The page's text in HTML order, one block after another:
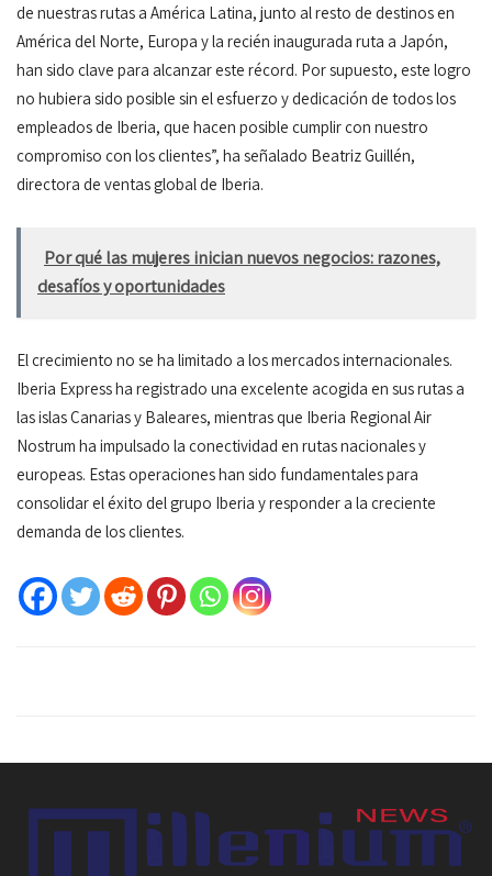
de nuestras rutas a América Latina, junto al resto de destinos en
América del Norte, Europa y la recién inaugurada ruta a Japón,
han sido clave para alcanzar este récord. Por supuesto, este logro
no hubiera sido posible sin el esfuerzo y dedicación de todos los
empleados de Iberia, que hacen posible cumplir con nuestro
compromiso con los clientes”, ha señalado Beatriz Guillén,
directora de ventas global de Iberia.
Por qué las mujeres inician nuevos negocios: razones,
desafíos y oportunidades
El crecimiento no se ha limitado a los mercados internacionales.
Iberia Express ha registrado una excelente acogida en sus rutas a
las islas Canarias y Baleares, mientras que Iberia Regional Air
Nostrum ha impulsado la conectividad en rutas nacionales y
europeas. Estas operaciones han sido fundamentales para
consolidar el éxito del grupo Iberia y responder a la creciente
demanda de los clientes.